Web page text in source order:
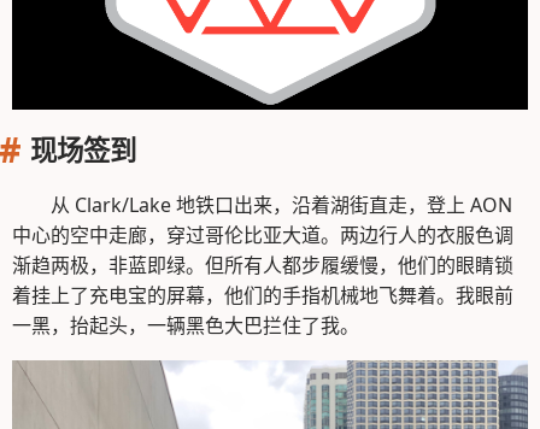
现场签到
从 Clark/Lake 地铁口出来，沿着湖街直走，登上 AON
中心的空中走廊，穿过哥伦比亚大道。两边行人的衣服色调
渐趋两极，非蓝即绿。但所有人都步履缓慢，他们的眼睛锁
着挂上了充电宝的屏幕，他们的手指机械地飞舞着。我眼前
一黑，抬起头，一辆黑色大巴拦住了我。